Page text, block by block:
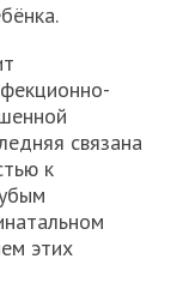
связана
к
этих